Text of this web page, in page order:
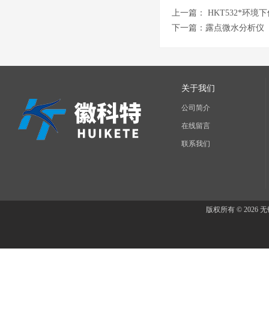
上一篇： HKT532*环境
下一篇： 露点微水分析仪
关于我们
公司简介
在线留言
联系我们
版权所有 © 2026